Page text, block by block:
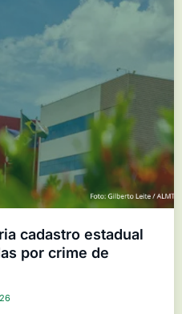
cadastro estadual
por crime de